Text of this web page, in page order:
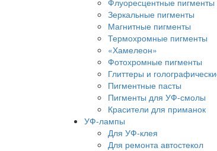
Флуоресцентные пигменты
Зеркальные пигменты
Магнитные пигменты
Термохромные пигменты
«Хамелеон»
Фотохромные пигменты
Глиттеры и
Пигментные пасты
Пигменты для УФ-смолы
Красители для приманок
УФ-лампы
Для УФ-клея
Для ремонта автостекол